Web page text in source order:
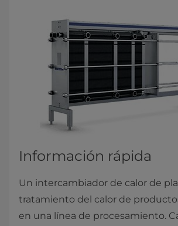
Información rápida
Un intercambiador de calor de
tratamiento del calor de
en una línea de procesamiento​.